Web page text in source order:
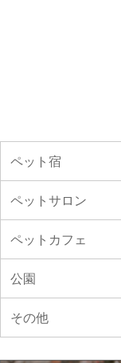
ペット宿
ペットサロン
ペットカフェ
公園
その他